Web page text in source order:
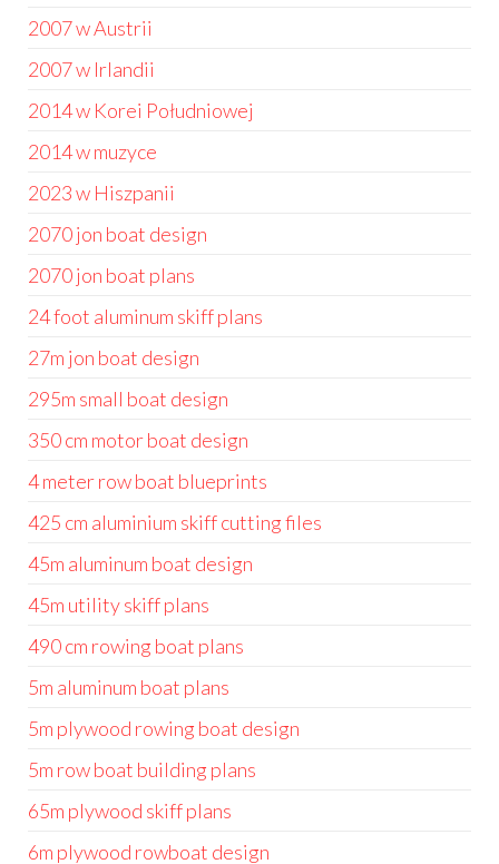
2007 w Austrii
2007 w Irlandii
2014 w Korei Południowej
2014 w muzyce
2023 w Hiszpanii
2070 jon boat design
2070 jon boat plans
24 foot aluminum skiff plans
27m jon boat design
295m small boat design
350 cm motor boat design
4 meter row boat blueprints
425 cm aluminium skiff cutting files
45m aluminum boat design
45m utility skiff plans
490 cm rowing boat plans
5m aluminum boat plans
5m plywood rowing boat design
5m row boat building plans
65m plywood skiff plans
6m plywood rowboat design